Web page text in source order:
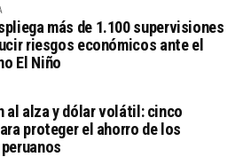
más de 1.100 supervisiones
riesgos económicos ante el
El Niño
al alza y dólar volátil: cinco
proteger el ahorro de los